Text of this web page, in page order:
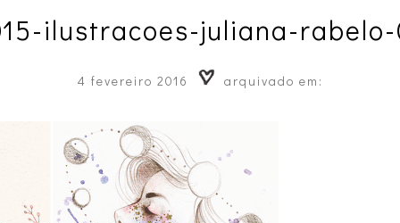
ilustracoes-juliana-
4 fevereiro 2016 arquivado em: